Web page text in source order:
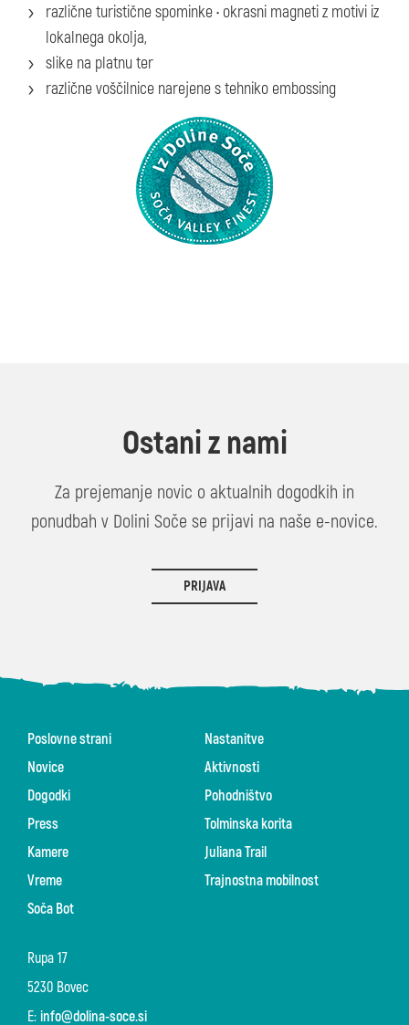
različne turistične spominke • okrasni magneti z motivi iz
lokalnega okolja,
slike na platnu ter
različne voščilnice narejene s tehniko embossing
Ostani z nami
Za prejemanje novic o aktualnih dogodkih in
ponudbah v Dolini Soče se prijavi na naše e-novice.
PRIJAVA
Rupa 17
5230 Bovec
E: info@dolina-soce.si
Poslovne strani
Novice
Dogodki
Press
Kamere
Vreme
Soča Bot
Nastanitve
Aktivnosti
Pohodništvo
Tolminska korita
Juliana Trail
Trajnostna mobilnost